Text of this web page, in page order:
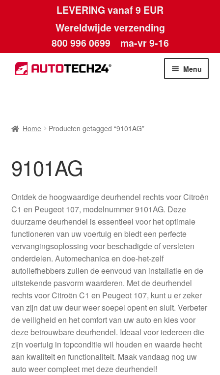
LEVERING vanaf 9 EUR
Wereldwijde verzending
800 996 0699 ma-vr 9-16
Ga
door
Ga
naar
Menu
Betalingen
Contact
Kassa
Klachten
Klachtenprocedure
Levering
Mijn account
Over ons
Home Producten getagged “9101AG”
9101AG
Ontdek de hoogwaardige deurhendel rechts voor Citroën
C1 en Peugeot 107, modelnummer 9101AG. Deze
duurzame deurhendel is essentieel voor het optimale
functioneren van uw voertuig en biedt een perfecte
vervangingsoplossing voor beschadigde of versleten
onderdelen. Automechanica en doe-het-zelf
autoliefhebbers zullen de eenvoud van installatie en de
uitstekende pasvorm waarderen. Met de deurhendel
rechts voor Citroën C1 en Peugeot 107, kunt u er zeker
van zijn dat uw deur weer soepel opent en sluit. Verbeter
de veiligheid en het comfort van uw auto en kies voor
deze betrouwbare deurhendel. Ideaal voor iedereen die
zijn voertuig in topconditie wil houden en waarde hecht
aan kwaliteit en functionaliteit. Maak vandaag nog uw
auto weer compleet met deze deurhendel!